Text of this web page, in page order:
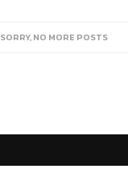
SORRY, NO MORE POSTS